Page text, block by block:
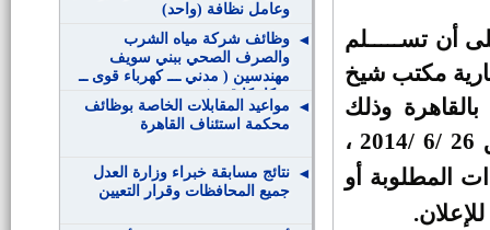
أن تســـــلم
مكتب شيخ
بالقاهرة وذلك
لمدة خمسة عشر يوماً تبدأ من يوم الخميس الموافق 26 /6 /2014 ،
المطلوبة أو
.
وعامل نظافة (واحد)
وظائف شركة مياه الشرب
والصرف الصحي ببني سويف
مهندسين ( مدني ـــ كهرباء قوى ــ
ميكانيكا قوى)
مواعيد المقابلات الخاصة بوظائف
محكمة استئناف القاهرة
نتائج مسابقة خبراء وزارة العدل
جميع المحافظات وقرار التعيين